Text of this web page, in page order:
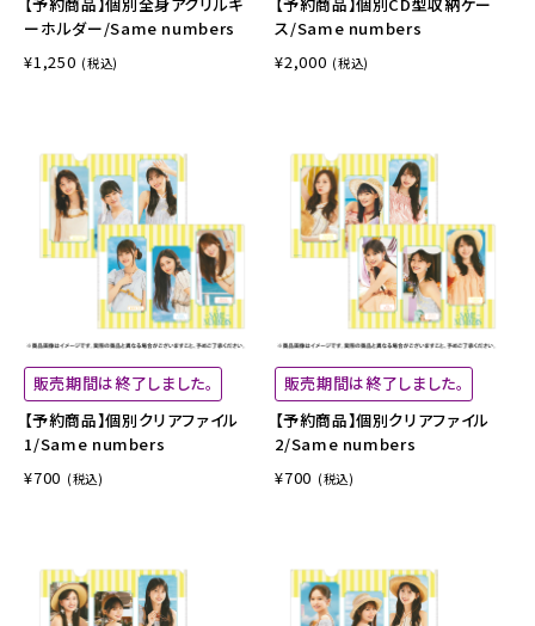
ーホルダー/Same numbers
¥1,250 (税込)
ス/Same numbers
¥2,000 (税込)
販売期間は終了しました。
【予約商品】個別クリアファイル
1/Same numbers
¥700 (税込)
販売期間は終了しました。
【予約商品】個別クリアファイル
2/Same numbers
¥700 (税込)